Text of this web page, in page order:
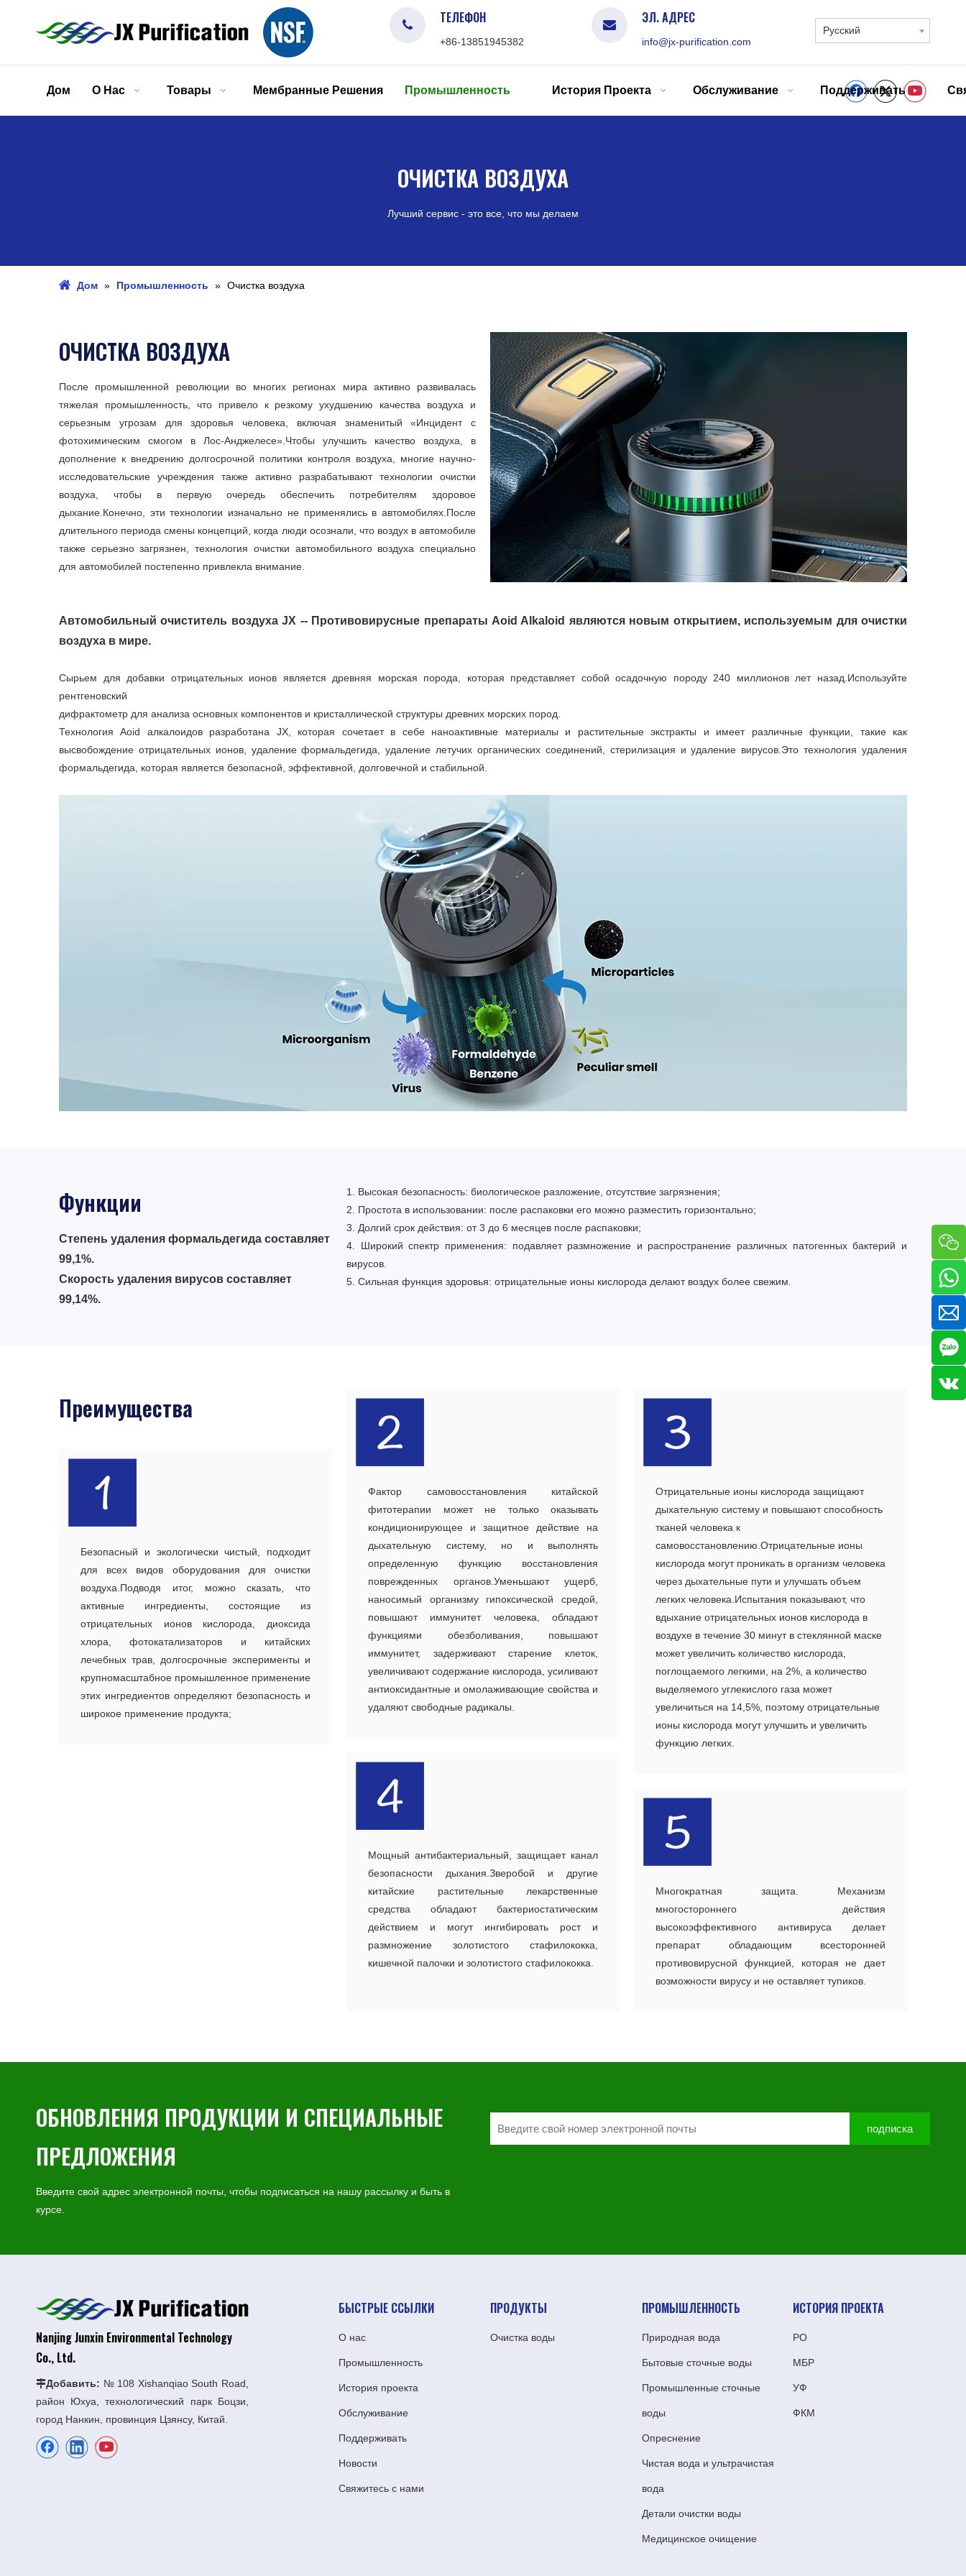
ТЕЛЕФОН
+86-13851945382
ЭЛ. АДРЕС
info@jx-purification.com
Pусский
Дом О Нас Товары Мембранные Решения Промышленность История Проекта Обслуживание Поддерживать
ОЧИСТКА ВОЗДУХА
Лучший сервис - это все, что мы делаем
Дом » Промышленность » Очистка воздуха
ОЧИСТКА ВОЗДУХА
После промышленной революции во многих регионах мира активно развивалась
тяжелая промышленность, что привело к резкому ухудшению качества воздуха и
серьезным угрозам для здоровья человека, включая знаменитый «Инцидент с
фотохимическим смогом в Лос-Анджелесе».Чтобы улучшить качество воздуха, в
дополнение к внедрению долгосрочной политики контроля воздуха, многие научно-
исследовательские учреждения также активно разрабатывают технологии очистки
воздуха, чтобы в первую очередь обеспечить потребителям здоровое
дыхание.Конечно, эти технологии изначально не применялись в автомобилях.После
длительного периода смены концепций, когда люди осознали, что воздух в автомобиле
также серьезно загрязнен, технология очистки автомобильного воздуха специально
для автомобилей постепенно привлекла внимание.
Автомобильный очиститель воздуха JX -- Противовирусные препараты Aoid Alkaloid являются новым открытием, используемым для очистки
воздуха в мире.
Сырьем для добавки отрицательных ионов является древняя морская порода, которая представляет собой осадочную породу 240 миллионов лет назад.Используйте
рентгеновский
дифрактометр для анализа основных компонентов и кристаллической структуры древних морских пород.
Технология Aoid алкалоидов разработана JX, которая сочетает в себе наноактивные материалы и растительные экстракты и имеет различные функции, такие как
высвобождение отрицательных ионов, удаление формальдегида, удаление летучих органических соединений, стерилизация и удаление вирусов.Это технология удаления
формальдегида, которая является безопасной, эффективной, долговечной и стабильной.
Функции
Степень удаления формальдегида составляет
99,1%.
Скорость удаления вирусов составляет
99,14%.
1. Высокая безопасность: биологическое разложение, отсутствие загрязнения;
2. Простота в использовании: после распаковки его можно разместить горизонтально;
3. Долгий срок действия: от 3 до 6 месяцев после распаковки;
4. Широкий спектр применения: подавляет размножение и распространение различных патогенных бактерий и
вирусов.
5. Сильная функция здоровья: отрицательные ионы кислорода делают воздух более свежим.
Преимущества
Безопасный и экологически чистый, подходит
для всех видов оборудования для очистки
воздуха.Подводя итог, можно сказать, что
активные ингредиенты, состоящие из
отрицательных ионов кислорода, диоксида
хлора, фотокатализаторов и китайских
лечебных трав, долгосрочные эксперименты и
крупномасштабное промышленное применение
этих ингредиентов определяют безопасность и
широкое применение продукта;
Фактор самовосстановления китайской
фитотерапии может не только оказывать
кондиционирующее и защитное действие на
дыхательную систему, но и выполнять
определенную функцию восстановления
поврежденных органов.Уменьшают ущерб,
наносимый организму гипоксической средой,
повышают иммунитет человека, обладают
функциями обезболивания, повышают
иммунитет, задерживают старение клеток,
увеличивают содержание кислорода, усиливают
антиоксидантные и омолаживающие свойства и
удаляют свободные радикалы.
Мощный антибактериальный, защищает канал
безопасности дыхания.Зверобой и другие
китайские растительные лекарственные
средства обладают бактериостатическим
действием и могут ингибировать рост и
размножение золотистого стафилококка,
кишечной палочки и золотистого стафилококка.
Отрицательные ионы кислорода защищают
дыхательную систему и повышают способность
тканей человека к
самовосстановлению.Отрицательные ионы
кислорода могут проникать в организм человека
через дыхательные пути и улучшать объем
легких человека.Испытания показывают, что
вдыхание отрицательных ионов кислорода в
воздухе в течение 30 минут в стеклянной маске
может увеличить количество кислорода,
поглощаемого легкими, на 2%, а количество
выделяемого углекислого газа может
увеличиться на 14,5%, поэтому отрицательные
ионы кислорода могут улучшить и увеличить
функцию легких.
Многократная защита. Механизм
многостороннего действия
высокоэффективного антивируса делает
препарат обладающим всесторонней
противовирусной функцией, которая не дает
возможности вирусу и не оставляет тупиков.
ОБНОВЛЕНИЯ ПРОДУКЦИИ И СПЕЦИАЛЬНЫЕ
ПРЕДЛОЖЕНИЯ
Введите свой адрес электронной почты, чтобы подписаться на нашу рассылку и быть в
курсе.
подписка
Nanjing Junxin Environmental Technology
Co., Ltd.
Добавить: № 108 Xishanqiao South Road,
район Юхуа, технологический парк Боцзи,
город Нанкин, провинция Цзянсу, Китай.
БЫСТРЫЕ ССЫЛКИ
О нас
Промышленность
История проекта
Oбслуживание
Поддерживать
Новости
Свяжитесь с нами
ПРОДУКТЫ
Очистка воды
ПРОМЫШЛЕННОСТЬ
Природная вода
Бытовые сточные воды
Промышленные сточные
воды
Опреснение
Чистая вода и ультрачистая
вода
Детали очистки воды
Медицинское очищение
ИСТОРИЯ ПРОЕКТА
РО
МБР
УФ
ФКМ